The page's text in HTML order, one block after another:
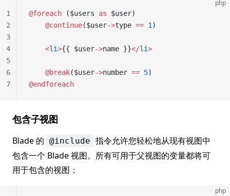
php
@foreach ($users as $user)
    @continue
($user->type == 1 )
    <
li>{{ $user->name }}</li>
    @break
($user->number == 5)
@endforeach
1
2
3
4
5
6
7
包含子视图
Blade 的 @include 指令允许您轻松地从现有视图中
包含一个 Blade 视图。所有可用于父视图的变量都将可
用于包含的视图：
php